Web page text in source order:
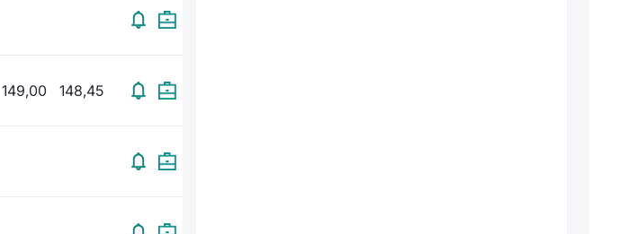
149,00 148,45